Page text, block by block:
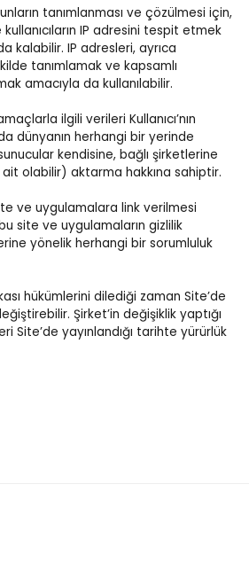
tanımlanması ve çözülmesi için,
IP adresini tespit etmek
kalabilir. IP adresleri, ayrıca
tanımlamak ve kapsamlı
amacıyla da kullanılabilir.
ilgili verileri Kullanıcı’nın
dünyanın herhangi bir yerinde
kendisine, bağlı şirketlerine
olabilir) aktarma hakkına sahiptir.
ve uygulamalara link verilmesi
site ve uygulamaların gizlilik
yönelik herhangi bir sorumluluk
hükümlerini dilediği zaman Site’de
Şirket’in değişiklik yaptığı
Site’de yayınlandığı tarihte yürürlük